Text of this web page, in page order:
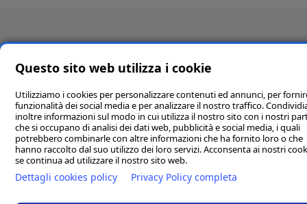
Questo sito web utilizza i cookie
Utilizziamo i cookies per personalizzare contenuti ed annunci, per
funzionalità dei social media e per analizzare il nostro traffico.
inoltre informazioni sul modo in cui utilizza il nostro sito con i nostri
che si occupano di analisi dei dati web, pubblicità e social media, i quali
potrebbero combinarle con altre informazioni che ha fornito loro o che
hanno raccolto dal suo utilizzo dei loro servizi. Acconsenta ai nostri
se continua ad utilizzare il nostro sito web.
Dettagli cookies policy Privacy Policy completa